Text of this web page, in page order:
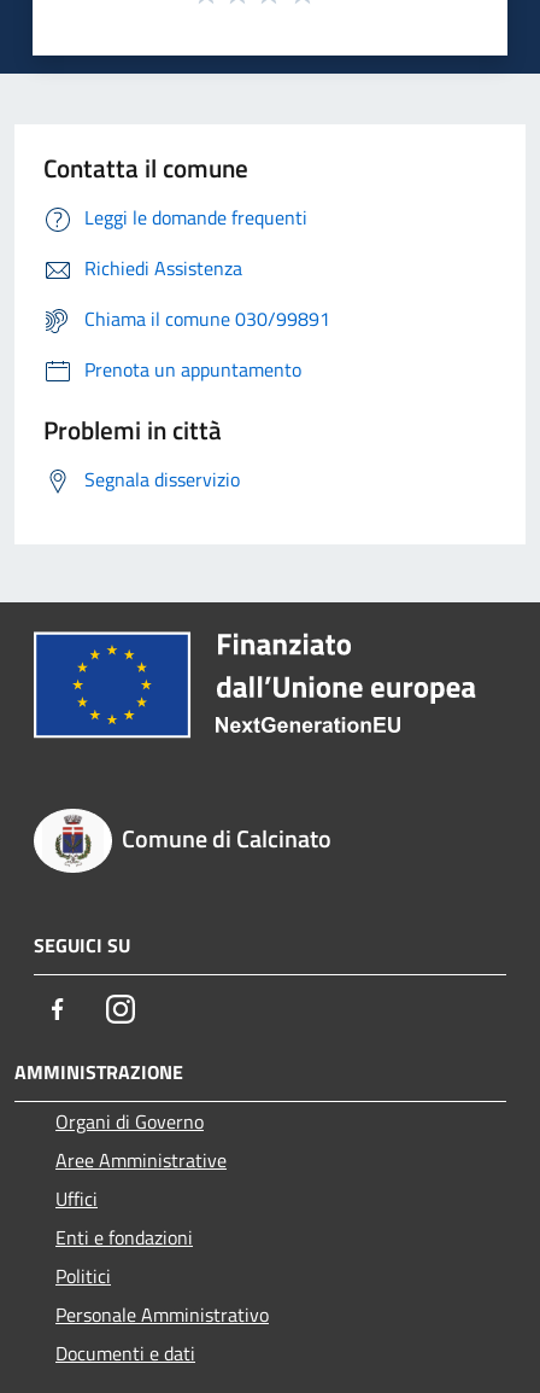
Contatta il comune
Leggi le domande frequenti
Richiedi Assistenza
Chiama il comune 030/99891
Prenota un appuntamento
Problemi in città
Segnala disservizio
Comune di Calcinato
SEGUICI SU
FacebookInstagram
AMMINISTRAZIONE
Organi di Governo
Aree Amministrative
Uffici
Enti e fondazioni
Politici
Personale Amministrativo
Documenti e dati